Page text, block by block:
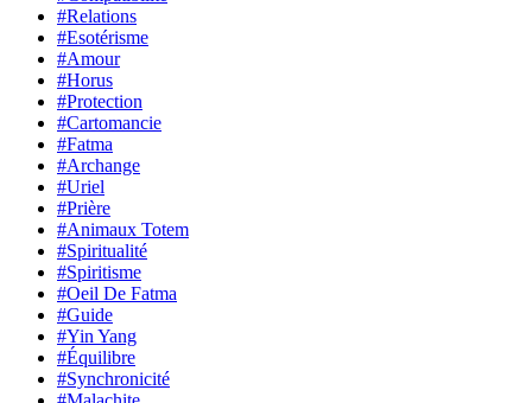
#Relations
#Esotérisme
#Amour
#Horus
#Protection
#Cartomancie
#Fatma
#Archange
#Uriel
#Prière
#Animaux Totem
#Spiritualité
#Spiritisme
#Oeil De Fatma
#Guide
#Yin Yang
#Équilibre
#Synchronicité